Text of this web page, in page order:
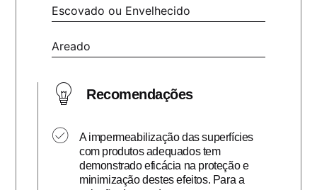
Escovado ou Envelhecido
Areado
Recomendações
A impermeabilização das superfícies
com produtos adequados tem
demonstrado eficácia na proteção e
minimização destes efeitos. Para a